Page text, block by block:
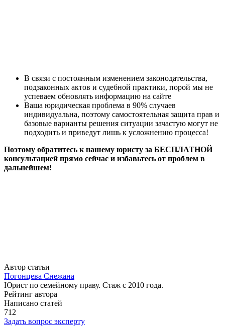
В связи с постоянным изменением законодательства,
подзаконных актов и судебной практики, порой мы не
успеваем обновлять информацию на сайте
Ваша юридическая проблема в 90% случаев
индивидуальна, поэтому самостоятельная защита прав и
базовые варианты решения ситуации зачастую могут не
подходить и приведут лишь к усложнению процесса!
Поэтому обратитесь к нашему юристу за БЕСПЛАТНОЙ
консультацией прямо сейчас и избавьтесь от проблем в
дальнейшем!
Автор статьи
Погонцева Снежана
Юрист по семейному праву. Стаж с 2010 года.
Рейтинг автора
Написано статей
712
Задать вопрос эксперту